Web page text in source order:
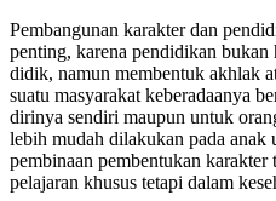
Pembangunan karakter dan
penting, karena pendidikan bukan
didik, namun membentuk akhlak
suatu masyarakat keberadaanya
dirinya sendiri maupun untuk
lebih mudah dilakukan pada
pembinaan pembentukan
pelajaran khusus tetapi dalam